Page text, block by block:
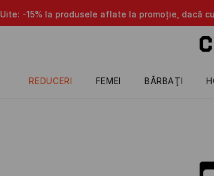
Uite: -15% la produsele aflate la promoție, dacă
REDUCERI FEMEI BĂRBAŢI